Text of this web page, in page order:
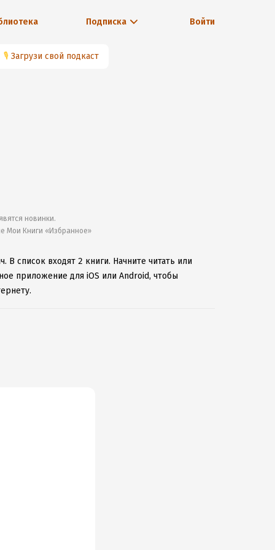
Подписка Войти
🎙 Загрузи свой подкаст
новинки.
Мои Книги «Избранное»
В список входят 2 книги. Начните читать или
приложение для iOS или Android, чтобы